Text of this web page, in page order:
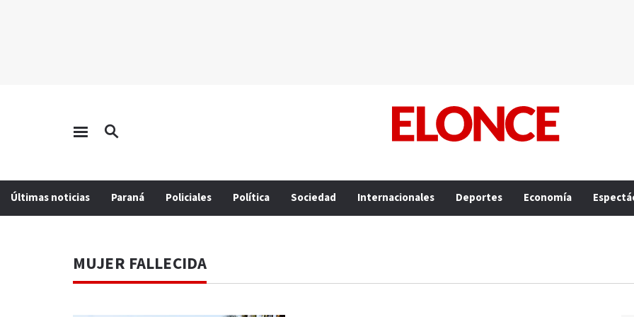
Últimas noticias Paraná Policiales Política Sociedad Internacionales Deportes Economía
MUJER FALLECIDA